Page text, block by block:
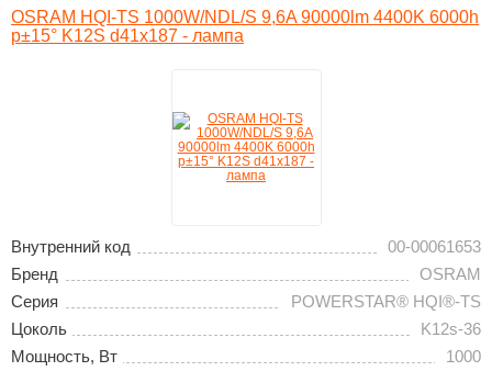
OSRAM HQI-TS 1000W/NDL/S 9,6A 90000lm 4400K 6000h
p±15° K12S d41x187 - лампа
Внутренний код
00-00061653
Бренд
OSRAM
Серия
POWERSTAR® HQI®-TS
Цоколь
K12s-36
Мощность, Вт
1000